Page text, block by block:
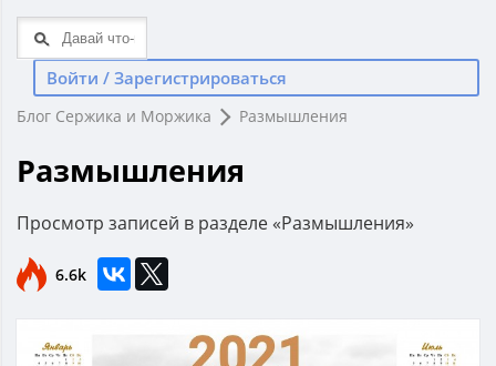
Войти / Зарегистрироваться
Блог Сержика и Моржика Размышления
Размышления
Просмотр записей в разделе «Размышления»
6.6k